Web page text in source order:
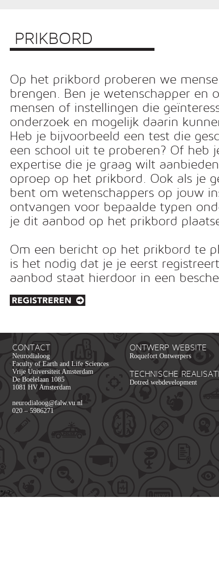
PRIKBORD
Op het prikbord proberen we
brengen. Ben je wetenschapper en
mensen of instellingen die
onderzoek en mogelijk daarin
Heb je bijvoorbeeld een test die
een school uit te proberen? Of heb
expertise die je graag wilt
oproep op het prikbord. Ook als je
bent om wetenschappers op jouw
ontvangen voor bepaalde typen
je dit aanbod op het prikbord
Om een bericht op het prikbord te
is het nodig dat je je eerst
aanbod staat hierdoor in een
CONTACT
Neurodialoog
Faculty of Earth and Life Sciences
Vrije Universiteit Amsterdam
De Boelelaan 1085
1081 HV Amsterdam
neurodialoog@falw.vu.nl
020 – 5986271
ONTWERP WEBSITE
Roquefort Ontwerpers
TECHNISCHE
Dotred webdevelopment
*/ ?>